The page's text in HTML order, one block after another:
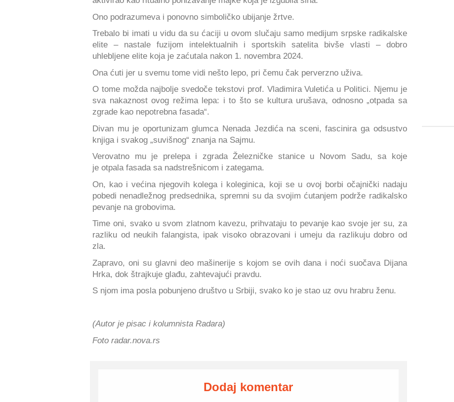
Ono podrazumeva i ponovno simboličko ubijanje žrtve.
Trebalo bi imati u vidu da su ćaciji u ovom slučaju samo medijum srpske radikalske
elite – nastale fuzijom intelektualnih i sportskih satelita bivše vlasti – dobro
uhlebljene elite koja je zaćutala nakon 1. novembra 2024.
Ona ćuti jer u svemu tome vidi nešto lepo, pri čemu čak perverzno uživa.
O tome možda najbolje svedoče tekstovi prof. Vladimira Vuletića u Politici. Njemu je
sva nakaznost ovog režima lepa: i to što se kultura urušava, odnosno „otpada sa
zgrade kao nepotrebna fasada“.
Divan mu je oportunizam glumca Nenada Jezdića na sceni, fascinira ga odsustvo
knjiga i svakog „suvišnog“ znanja na Sajmu.
Verovatno mu je prelepa i zgrada Železničke stanice u Novom Sadu, sa koje
je otpala fasada sa nadstrešnicom i zategama.
On, kao i većina njegovih kolega i koleginica, koji se u ovoj borbi očajnički nadaju
pobedi nenadležnog predsednika, spremni su da svojim ćutanjem podrže radikalsko
pevanje na grobovima.
Time oni, svako u svom zlatnom kavezu, prihvataju to pevanje kao svoje jer su, za
razliku od neukih falangista, ipak visoko obrazovani i umeju da razlikuju dobro od
zla.
Zapravo, oni su glavni deo mašinerije s kojom se ovih dana i noći suočava Dijana
Hrka, dok štrajkuje glađu, zahtevajući pravdu.
S njom ima posla pobunjeno društvo u Srbiji, svako ko je stao uz ovu hrabru ženu.
(Autor je pisac i kolumnista Radara)
Foto radar.nova.rs
Dodaj komentar